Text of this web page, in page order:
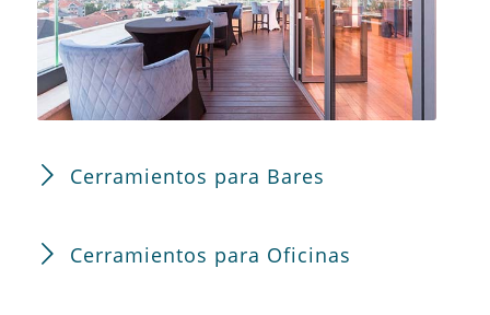
Cerramientos para Bares
Cerramientos para Oficinas